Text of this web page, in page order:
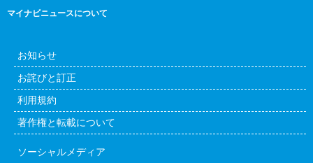
マイナビニュースについて
お知らせ
お詫びと訂正
利用規約
著作権と転載について
ソーシャルメディア